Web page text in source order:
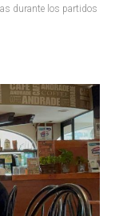
durante los partidos